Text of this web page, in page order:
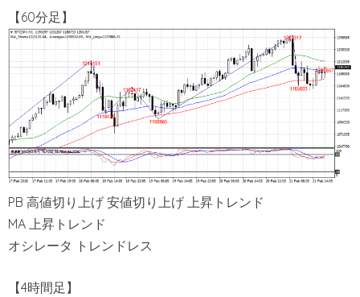
【60分足】
PB 高値切り上げ 安値切り上げ 上昇トレンド
MA 上昇トレンド
オシレータ トレンドレス
【4時間足】